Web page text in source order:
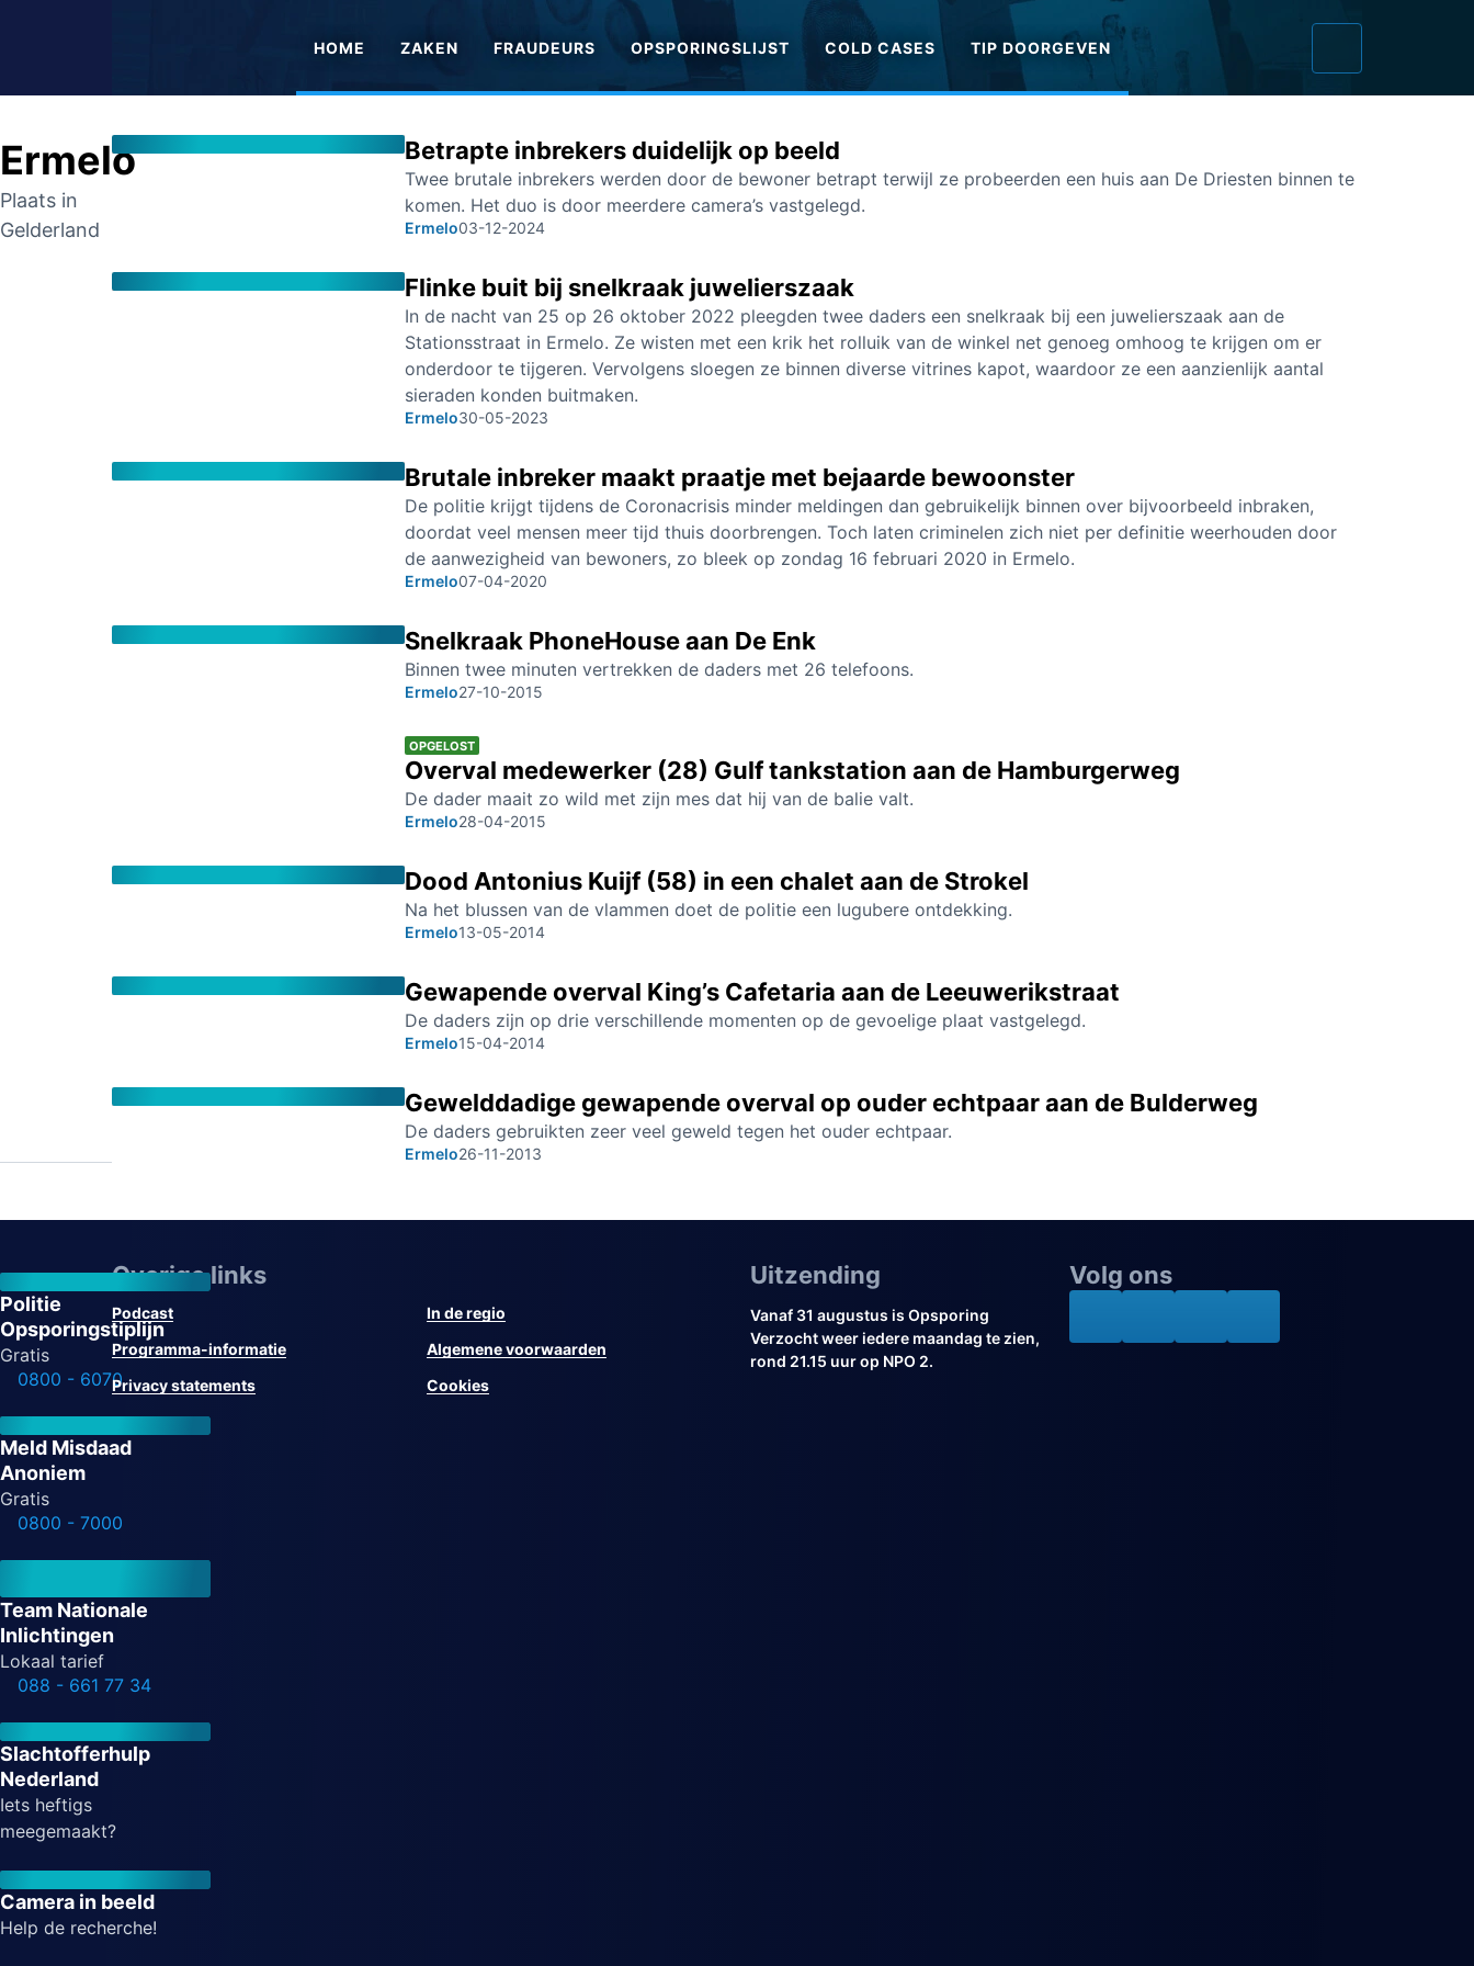
HOME ZAKEN FRAUDEURS OPSPORINGSLIJST COLD CASES TIP DOORGEVEN
Ermelo
Plaats in
Gelderland
Betrapte inbrekers duidelijk op beeld
Twee brutale inbrekers werden door de bewoner betrapt terwijl ze probeerden een huis aan De Driesten binnen te
komen. Het duo is door meerdere camera’s vastgelegd.
Ermelo03-12-2024
Flinke buit bij snelkraak juwelierszaak
In de nacht van 25 op 26 oktober 2022 pleegden twee daders een snelkraak bij een juwelierszaak aan de
Stationsstraat in Ermelo. Ze wisten met een krik het rolluik van de winkel net genoeg omhoog te krijgen om er
onderdoor te tijgeren. Vervolgens sloegen ze binnen diverse vitrines kapot, waardoor ze een aanzienlijk aantal
sieraden konden buitmaken.
Ermelo30-05-2023
Brutale inbreker maakt praatje met bejaarde bewoonster
De politie krijgt tijdens de Coronacrisis minder meldingen dan gebruikelijk binnen over bijvoorbeeld inbraken,
doordat veel mensen meer tijd thuis doorbrengen. Toch laten criminelen zich niet per definitie weerhouden door
de aanwezigheid van bewoners, zo bleek op zondag 16 februari 2020 in Ermelo.
Ermelo07-04-2020
Snelkraak PhoneHouse aan De Enk
Binnen twee minuten vertrekken de daders met 26 telefoons.
Ermelo27-10-2015
OPGELOST
Overval medewerker (28) Gulf tankstation aan de Hamburgerweg
De dader maait zo wild met zijn mes dat hij van de balie valt.
Ermelo28-04-2015
Dood Antonius Kuijf (58) in een chalet aan de Strokel
Na het blussen van de vlammen doet de politie een lugubere ontdekking.
Ermelo13-05-2014
Gewapende overval King’s Cafetaria aan de Leeuwerikstraat
De daders zijn op drie verschillende momenten op de gevoelige plaat vastgelegd.
Ermelo15-04-2014
Gewelddadige gewapende overval op ouder echtpaar aan de Bulderweg
De daders gebruikten zeer veel geweld tegen het ouder echtpaar.
Ermelo26-11-2013
Politie
Opsporingstiplijn
Gratis
0800 - 6070
Meld Misdaad
Anoniem
Gratis
0800 - 7000
Team Nationale
Inlichtingen
Lokaal tarief
088 - 661 77 34
Slachtofferhulp
Nederland
Iets heftigs
meegemaakt?
Camera in beeld
Help de recherche!
Overige links
Podcast
In de regio
Programma-informatie
Algemene voorwaarden
Privacy statements
Cookies
Uitzending
Vanaf 31 augustus is Opsporing
Verzocht weer iedere maandag te zien,
rond 21.15 uur op NPO 2.
Volg ons